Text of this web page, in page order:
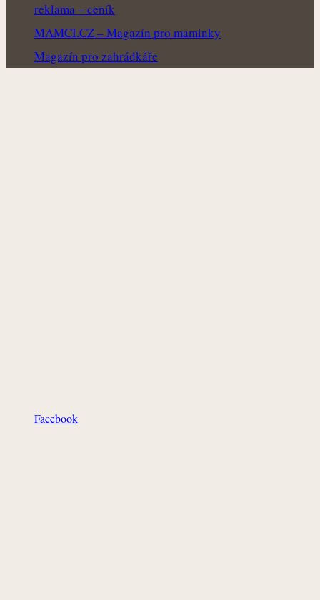
reklama – ceník
MAMCI.CZ – Magazín pro maminky
Magazín pro zahrádkáře
Facebook